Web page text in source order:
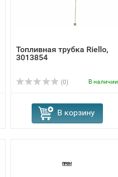
Топливная трубка Riello,
3013854
(0) В наличии
В корзину